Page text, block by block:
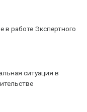
работе Экспертного
ситуация в